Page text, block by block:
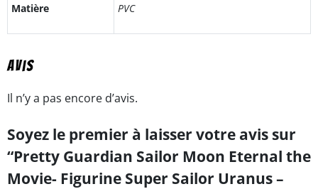
Matière PVC
Avis
Il n’y a pas encore d’avis.
Soyez le premier à laisser votre avis sur
“Pretty Guardian Sailor Moon Eternal the
Movie- Figurine Super Sailor Uranus –